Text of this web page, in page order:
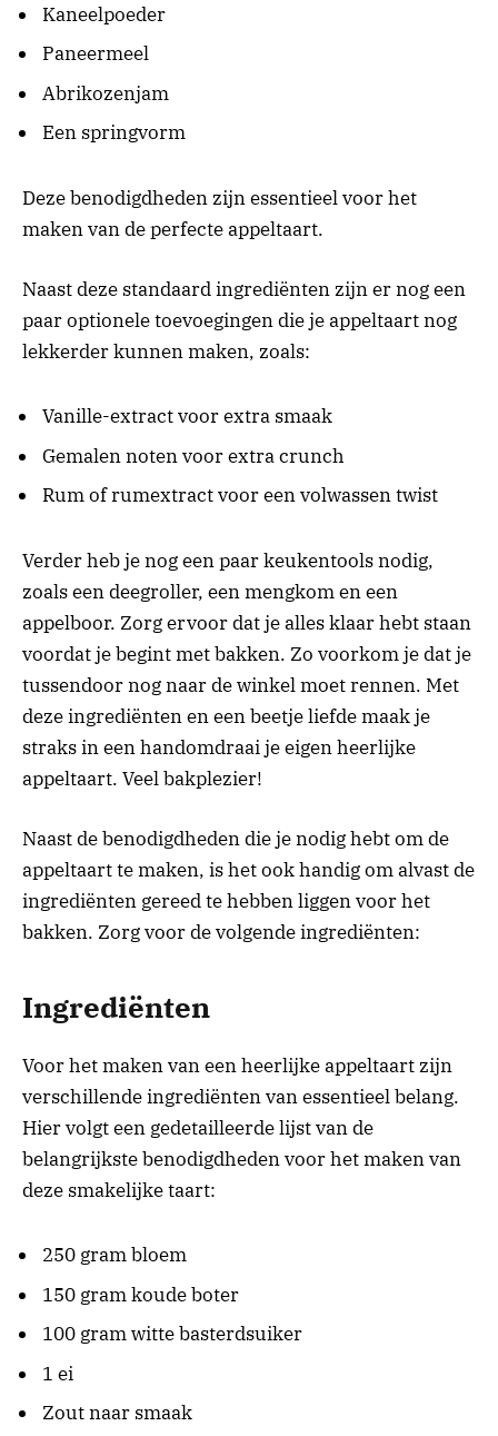
Kaneelpoeder
Paneermeel
Abrikozenjam
Een springvorm
Deze benodigdheden zijn essentieel voor het
maken van de perfecte appeltaart.
Naast deze standaard ingrediënten zijn er nog een
paar optionele toevoegingen die je appeltaart nog
lekkerder kunnen maken, zoals:
Vanille-extract voor extra smaak
Gemalen noten voor extra crunch
Rum of rumextract voor een volwassen twist
Verder heb je nog een paar keukentools nodig,
zoals een deegroller, een mengkom en een
appelboor. Zorg ervoor dat je alles klaar hebt staan
voordat je begint met bakken. Zo voorkom je dat je
tussendoor nog naar de winkel moet rennen. Met
deze ingrediënten en een beetje liefde maak je
straks in een handomdraai je eigen heerlijke
appeltaart. Veel bakplezier!
Naast de benodigdheden die je nodig hebt om de
appeltaart te maken, is het ook handig om alvast de
ingrediënten gereed te hebben liggen voor het
bakken. Zorg voor de volgende ingrediënten:
Ingrediënten
Voor het maken van een heerlijke appeltaart zijn
verschillende ingrediënten van essentieel belang.
Hier volgt een gedetailleerde lijst van de
belangrijkste benodigdheden voor het maken van
deze smakelijke taart:
250 gram bloem
150 gram koude boter
100 gram witte basterdsuiker
1 ei
Zout naar smaak